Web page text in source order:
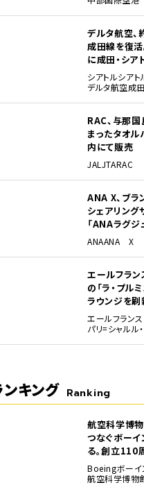
デルタ航空、
成田線を復
に成田・シア
シアトルシアト
デルタ航空成
RAC、与那
まったタオル
内にて販売
JAL JTARAC
ANA X、ブラ
シェアリング
「ANAラグジ
グ」開始
ANAANA X
エールフラン
の「ラ・プル
ラウンジを刷
エールフランス
パリ=シャルル
ンキング Ranking
航空科学博
つなぐボーイ
る。創立110
貴重な資料で
Boeingボーイ
航空科学博物